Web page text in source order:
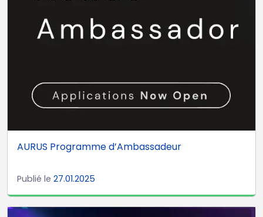
AURUS Programme d’Ambassadeur
Publié le 27.01.2025